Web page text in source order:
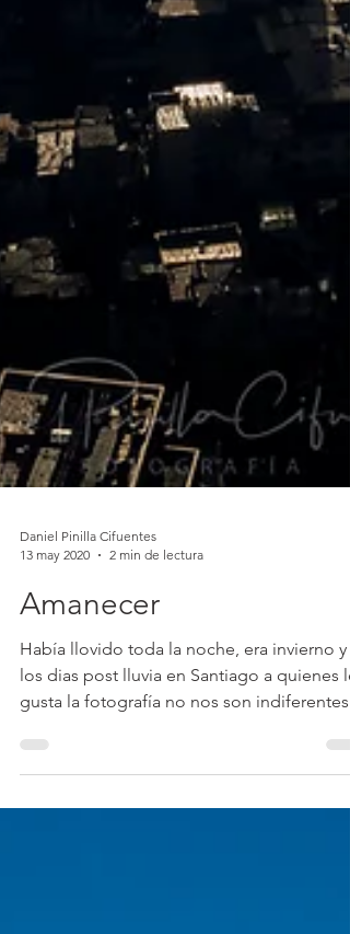
Daniel Pinilla Cifuentes
13 may 2020
2 min de lectura
Amanecer
Había llovido toda la noche, era invierno y